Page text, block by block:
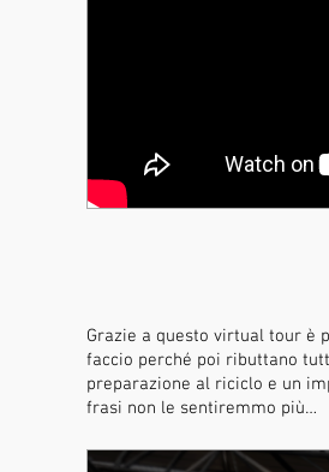
Grazie a questo virtual tour è
faccio perché poi ributtano
preparazione al riciclo e un
frasi non le sentiremmo più…